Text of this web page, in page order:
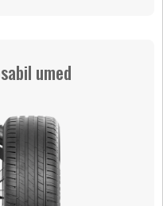
umed